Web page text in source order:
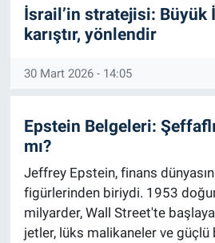
İsrail’in stratejisi: Büyük
karıştır, yönlendir
30 Mart 2026 - 14:05
Epstein Belgeleri:
mı?
Jeffrey Epstein, finans
figürlerinden biriydi. 1953
milyarder, Wall Street'te
jetler, lüks malikaneler ve güçlü